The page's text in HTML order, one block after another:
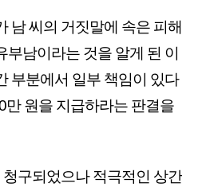
남 씨의 거짓말에 속은 피해
남이라는 것을 알게 된 이
부분에서 일부 책임이 있다
만 원을 지급하라는 판결을
구되었으나 적극적인 상간